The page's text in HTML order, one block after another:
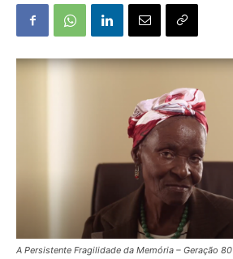
A Persistente Fragilidade da Memória – Geração 80